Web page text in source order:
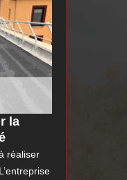
la
réaliser